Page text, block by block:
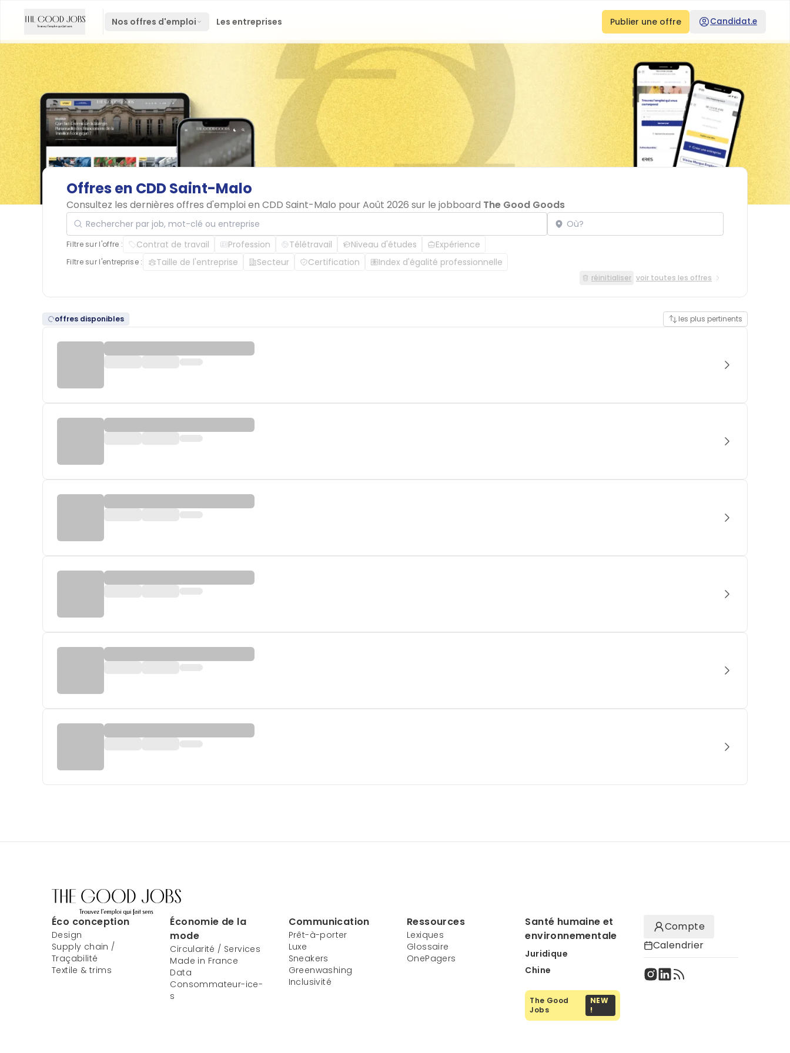
Nos offres d'emploi Les entreprises Publier une offre Candidat.e
Offres en CDDSaint-Malo
Consultez les dernières offres d'emploi en CDD Saint-Malo pour Août 2026 sur le jobboard The Good Goods
Rechercher par job, mot-clé ou entreprise Localisation
Filtre sur l'offre : Contrat de travail Profession Télétravail Niveau d'études Expérience
Filtre sur l'entreprise : Taille de l'entreprise Secteur Certification Index d'égalité professionnelle
réinitialiser voir toutes les offres
offres disponibles les plus pertinents
Éco conception
Design
Supply chain /
Traçabilité
Textile & trims
Économie de la
mode
Circularité / Services
Made in France
Data
Consommateur-ice-
s
Communication
Prêt-à-porter
Luxe
Sneakers
Greenwashing
Inclusivité
Ressources
Lexiques
Glossaire
OnePagers
Santé humaine et
environnementale
Juridique
Chine
The Good
Jobs
NEW
!
Compte
Calendrier